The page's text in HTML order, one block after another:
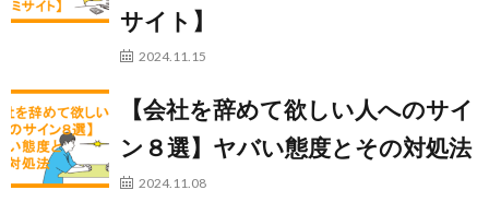
サイト】
2024.11.15
【会社を辞めて欲しい人へのサイ
ン８選】ヤバい態度とその対処法
2024.11.08